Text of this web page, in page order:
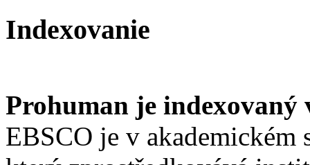
Indexovanie
Prohuman je indexovaný
EBSCO je v akademickém